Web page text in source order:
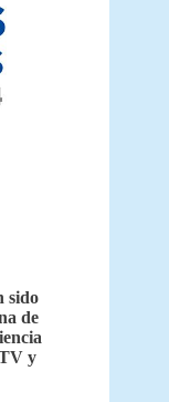
sido
de
y